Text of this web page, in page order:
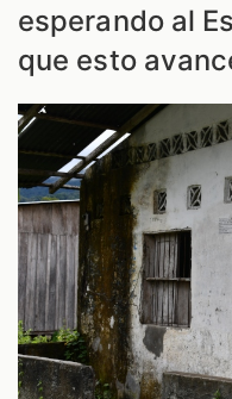
esperando al
que esto